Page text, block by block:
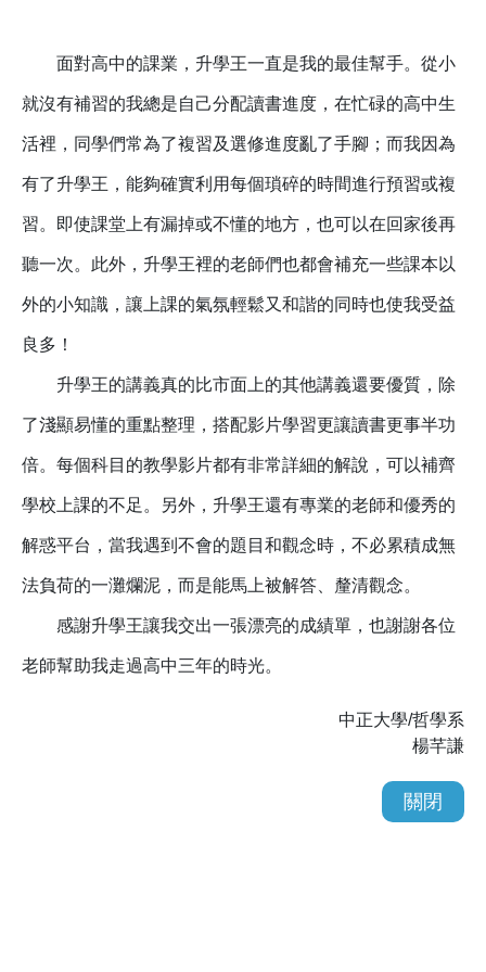
面對高中的課業，升學王一直是我的最佳幫手。從小
就沒有補習的我總是自己分配讀書進度，在忙碌的高中生
活裡，同學們常為了複習及選修進度亂了手腳；而我因為
有了升學王，能夠確實利用每個瑣碎的時間進行預習或複
習。即使課堂上有漏掉或不懂的地方，也可以在回家後再
聽一次。 此外，升學王裡的老師們也都會補充一些課本以
外的小知識，讓上課的氣氛輕鬆又和諧的同時也使我受益
良多！
升學王的講義真的比市面上的其他講義還要優質，除
了淺顯易懂的重點整理，搭配影片學習更讓讀書更事半功
倍。每個科目的教學影片都有非常詳細的解說，可以補齊
學校上課的不足。另外，升學王還有專業的老師和優秀的
解惑平台，當我遇到不會的題目和觀念時，不必累積成無
法負荷的一灘爛泥，而是能馬上被解答、釐清觀念。
感謝升學王讓我交出一張漂亮的成績單，也謝謝各位
老師幫助我走過高中三年的時光。
中正大學/哲學系
楊芊謙
關閉